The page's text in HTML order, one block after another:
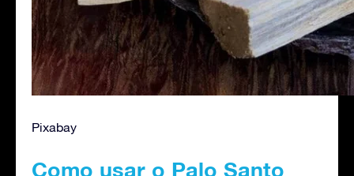
Pixabay
Como usar o Palo Santo